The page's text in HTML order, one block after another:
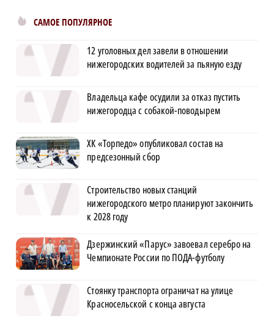
САМОЕ ПОПУЛЯРНОЕ
12 уголовных дел завели в отношении
нижегородских водителей за пьяную езду
Владельца кафе осудили за отказ пустить
нижегородца с собакой-поводырем
ХК «Торпедо» опубликовал состав на
предсезонный сбор
Строительство новых станций
нижегородского метро планируют закончить
к 2028 году
Дзержинский «Парус» завоевал серебро на
Чемпионате России по ПОДА-футболу
Стоянку транспорта ограничат на улице
Красносельской с конца августа